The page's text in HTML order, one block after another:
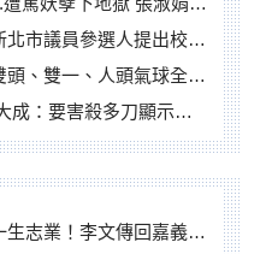
人提出校園反毒防線升級政見
雙一、人頭氣球全登場
要害殺多刀顯示怨恨深
傳回嘉義扎根點亮KANO精神